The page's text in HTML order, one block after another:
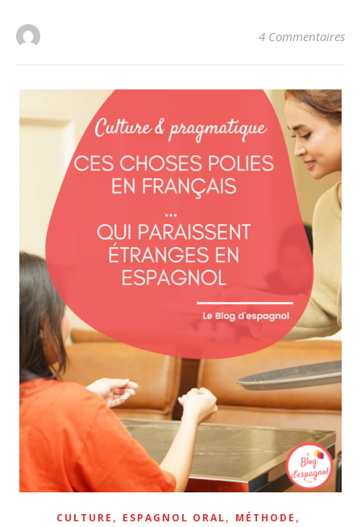
4 Commentaires
CULTURE , ESPAGNOL ORAL, MÉTHODE ,